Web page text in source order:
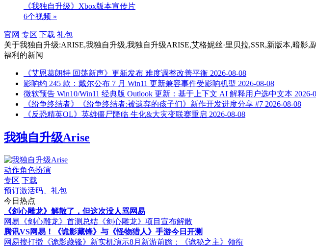
《我独自升级》Xbox版本宣传片
6个视频 »
官网 专区 下载 礼包
关于我独自升级:ARISE,我独自升级,我独自升级ARISE,艾格妮丝·里贝拉,SSR,新版本,暗
福利 的新闻
《艾恩葛朗特 回荡新声》更新发布 难度调整改善平衡 2026-08-08
影响约 245 款：戴尔公布 7 月 Win11 更新兼容事件受影响机型 2026-08-08
微软预告 Win10/Win11 经典版 Outlook 更新：基于上下文 AI 解释用户选中文本 2026-
《纷争终结者》《纷争终结者:被遗弃的孩子们》新作开发进度分享 #7 2026-08-08
《反恐精英OL》英雄僵尸降临 生化&大灾变联赛重启 2026-08-08
我独自升级Arise
动作角色扮演
专区 下载
预订激活码、礼包
今日热点
《剑心雕龙》解散了，但这次没人骂网易
网易《剑心雕龙》首测总结 《剑心雕龙》项目宣布解散
腾讯VS网易！《诡影藏锋》与《怪物猎人》手游今日开测
网易搜打撤《诡影藏锋》新实机演示8月新游前瞻：《诡秘之主》领衔